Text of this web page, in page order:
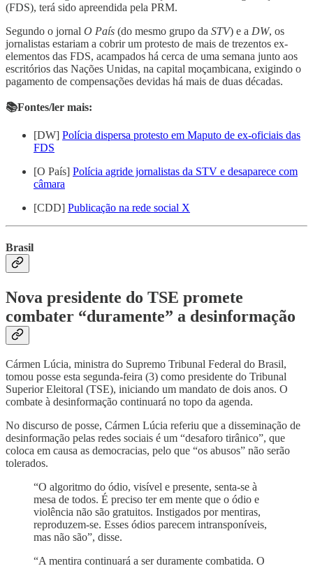
(FDS), terá sido apreendida pela PRM.
Segundo o jornal O País (do mesmo grupo da STV) e a DW, os
jornalistas estariam a cobrir um protesto de mais de trezentos ex-
elementos das FDS, acampados há cerca de uma semana junto aos
escritórios das Nações Unidas, na capital moçambicana, exigindo o
pagamento de compensações devidas há mais de duas décadas.
📚Fontes/ler mais:
[DW] Polícia dispersa protesto em Maputo de ex-oficiais das
FDS
[O País] Polícia agride jornalistas da STV e desaparece com
câmara
[CDD] Publicação na rede social X
Brasil
Nova presidente do TSE promete
combater “duramente” a desinformação
Cármen Lúcia, ministra do Supremo Tribunal Federal do Brasil,
tomou posse esta segunda-feira (3) como presidente do Tribunal
Superior Eleitoral (TSE), iniciando um mandato de dois anos. O
combate à desinformação continuará no topo da agenda.
No discurso de posse, Cármen Lúcia referiu que a disseminação de
desinformação pelas redes sociais é um “desaforo tirânico”, que
coloca em causa as democracias, pelo que “os abusos” não serão
tolerados.
“O algoritmo do ódio, visível e presente, senta-se à
mesa de todos. É preciso ter em mente que o ódio e
violência não são gratuitos. Instigados por mentiras,
reproduzem-se. Esses ódios parecem intransponíveis,
mas não são”, disse.
“A mentira continuará a ser duramente combatida. O